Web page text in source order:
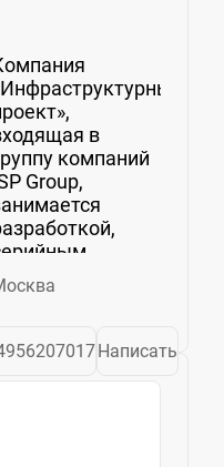
в
компаний
Group,
и
Написать